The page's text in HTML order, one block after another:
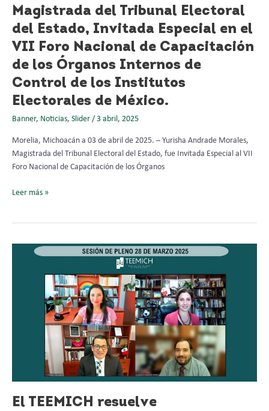
Magistrada del Tribunal Electoral
del Estado, Invitada Especial en el
VII Foro Nacional de Capacitación
de los Órganos Internos de
Control de los Institutos
Electorales de México.
Banner, Noticias, Slider / 3 abril, 2025
Morelia, Michoacán a 03 de abril de 2025. – Yurisha Andrade Morales,
Magistrada del Tribunal Electoral del Estado, fue Invitada Especial al VII
Foro Nacional de Capacitación de los Órganos
Nacional
de
de
los
Órganos
de
Control
los
Institutos
Electorales
México.
Leer más »
El TEEMICH resuelve
improcedente